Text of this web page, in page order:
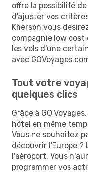
offre la possibilité
d'ajuster vos
Kherson vous
compagnie low
les vols d'une
avec
Tout votre
quelques clics
Grâce à GO
hôtel en même
Vous ne souhaitez
découvrir l'Europe
l'aéroport. Vous
programmer vos